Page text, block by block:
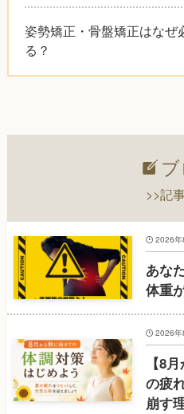
姿勢矯正・骨盤矯正はなぜ
る？
>>記
あな
体重
2026年
【8
の疲
崩す
2026年